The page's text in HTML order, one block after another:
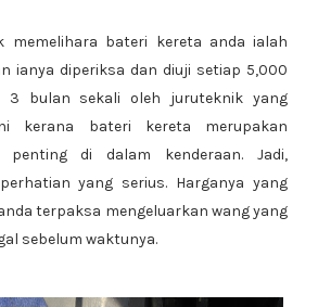
memelihara bateri kereta anda ialah
ianya diperiksa dan diuji setiap 5,000
3 bulan sekali oleh juruteknik yang
kerana bateri kereta merupakan
penting di dalam kenderaan. Jadi,
yang serius. Harganya yang
terpaksa mengeluarkan wang yang
sebelum waktunya.